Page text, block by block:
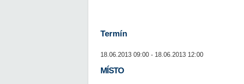
Termín
18.06.2013 09:00 - 18.06.2013 12:00
MÍSTO